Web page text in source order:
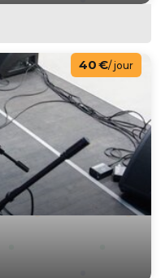
40 €/ jour